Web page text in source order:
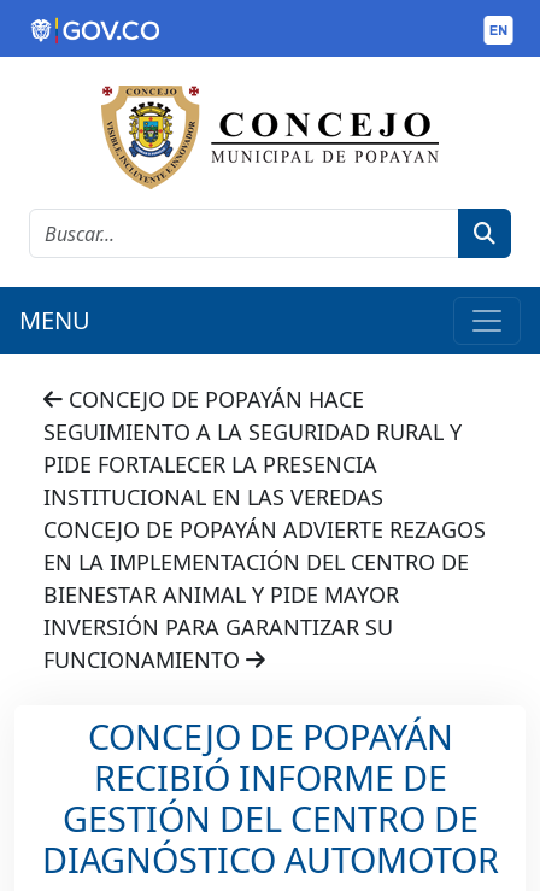
MENU
CONCEJO DE POPAYÁN HACE
SEGUIMIENTO A LA SEGURIDAD RURAL Y
PIDE FORTALECER LA PRESENCIA
INSTITUCIONAL EN LAS VEREDAS
CONCEJO DE POPAYÁN ADVIERTE REZAGOS
EN LA IMPLEMENTACIÓN DEL CENTRO DE
BIENESTAR ANIMAL Y PIDE MAYOR
INVERSIÓN PARA GARANTIZAR SU
FUNCIONAMIENTO
CONCEJO DE POPAYÁN
RECIBIÓ INFORME DE
GESTIÓN DEL CENTRO DE
DIAGNÓSTICO AUTOMOTOR